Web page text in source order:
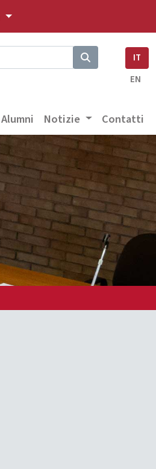
IT
EN
Alumni Notizie Contatti